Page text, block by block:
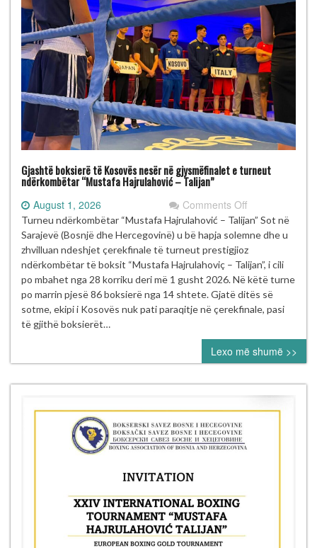
Gjashtë boksierë të Kosovës nesër në gjysmëfinalet e turneut
ndërkombëtar “Mustafa Hajrulahović – Talijan”
August 1, 2026 Comments Offon
Gjashtë
boksierë
të
Kosovës
nesër
në
gjysmëfinalet
turneut
ndërkombëtar
“Mustafa
Hajrulahović
Talijan”
Turneu ndërkombëtar “Mustafa Hajrulahović – Talijan” Sot në
Sarajevë (Bosnjë dhe Hercegovinë) u bë hapja solemne dhe u
zhvilluan ndeshjet çerekfinale të turneut prestigjioz
ndërkombëtar të boksit “Mustafa Hajrulahoviç – Talijan”, i cili
po mbahet nga 28 korriku deri më 1 gusht 2026. Në këtë turne
po marrin pjesë 86 boksierë nga 14 shtete. Gjatë ditës së
sotme, ekipi i Kosovës nuk pati paraqitje në çerekfinale, pasi
të gjithë boksierët…
Lexo më shumë >>